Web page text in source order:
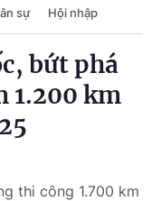
sự Hội nhập
bứt phá
1.200 km
thi công 1.700 km